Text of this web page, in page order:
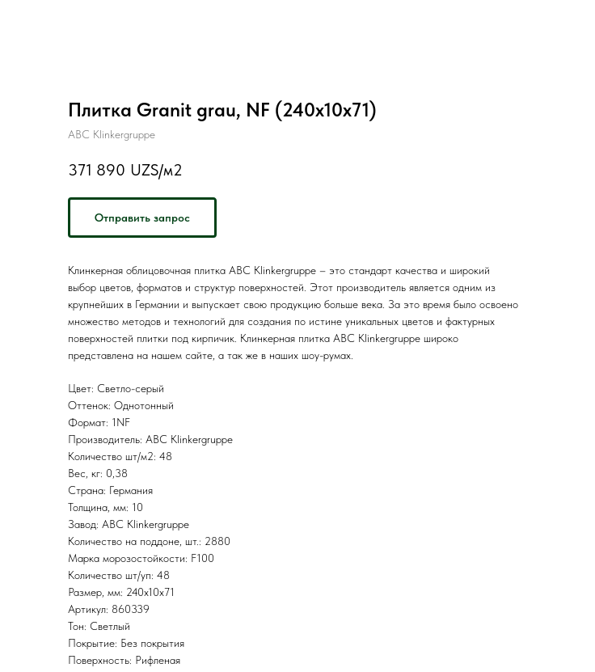
Плитка Granit grau, NF (240x10x71)
ABC Klinkergruppe
371 890 UZS/м2
Отправить запрос
Клинкерная облицовочная плитка ABC Klinkergruppe – это стандарт качества и широкий
выбор цветов, форматов и структур поверхностей. Этот производитель является одним из
крупнейших в Германии и выпускает свою продукцию больше века. За это время было освоено
множество методов и технологий для создания по истине уникальных цветов и фактурных
поверхностей плитки под кирпичик. Клинкерная плитка ABC Klinkergruppe широко
представлена на нашем сайте, а так же в наших шоу-румах.
Цвет: Светло-серый
Оттенок: Однотонный
Формат: 1NF
Производитель: ABC Klinkergruppe
Количество шт/м2: 48
Вес, кг: 0,38
Страна: Германия
Толщина, мм: 10
Завод: ABC Klinkergruppe
Количество на поддоне, шт.: 2880
Марка морозостойкости: F100
Количество шт/уп: 48
Размер, мм: 240x10x71
Артикул: 860339
Тон: Светлый
Покрытие: Без покрытия
Поверхность: Рифленая